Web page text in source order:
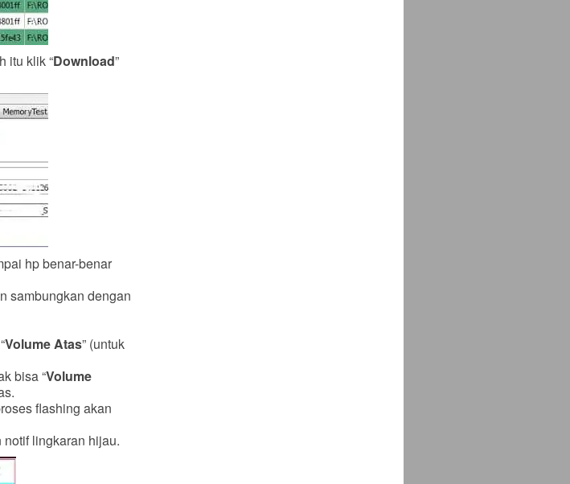
itu klik “Download”
hp benar-benar
sambungkan dengan
Volume Atas” (untuk
bisa “Volume
flashing akan
lingkaran hijau.